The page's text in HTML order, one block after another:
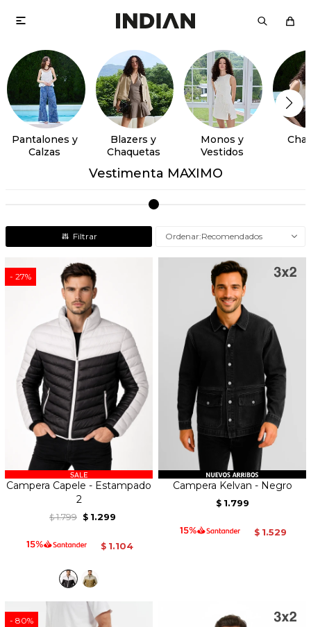

Pantalones y
Calzas
Blazers y
Chaquetas
Monos y
Vestidos
Vestimenta MAXIMO
Recomendados
27
Campera Capele - Estampado
2
$ 1.799 $ 1.299
$ 1.104
Campera Kelvan - Negro
$ 1.799
$ 1.529
80